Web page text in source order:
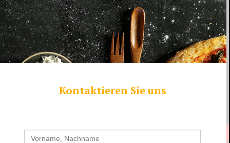
Kontaktieren Sie uns